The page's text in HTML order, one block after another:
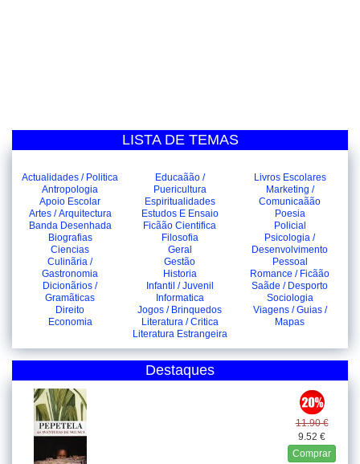
LISTA DE TEMAS
Actualidades / Politica
Antropologia
Apoio Escolar
Artes / Arquitectura
Banda Desenhada
Biografias
Ciencias
Culinãria /
Gastronomia
Dicionãrios /
Gramãticas
Direito
Economia
Educaãão /
Puericultura
Espiritualidades
Estudos E Ensaio
Ficãão Cientifica
Filosofia
Geral
Gestão
Historia
Infantil / Juvenil
Informatica
Jogos / Brinquedos
Literatura / Critica
Literatura Estrangeira
Livros Escolares
Marketing /
Comunicaãão
Poesia
Policial
Psicologia /
Desenvolvimento
Pessoal
Romance / Ficãão
Saãde / Desporto
Sociologia
Viagens / Guias /
Mapas
Destaques
11.90 €
9.52 €
Comprar